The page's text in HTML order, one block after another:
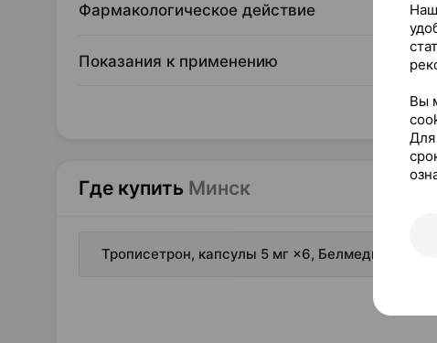
Фармакологическое действие
Показания к применению
Где купить Минск
Трописетрон, капсулы 5 мг ×6,
Вы